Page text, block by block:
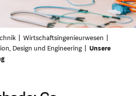
Wirtschaftsingenieurwesen
Design und Engineering
Unsere